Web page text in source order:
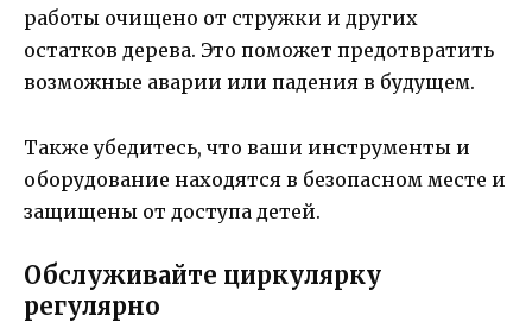
работы очищено от стружки и других
остатков дерева. Это поможет предотвратить
возможные аварии или падения в будущем.
Также убедитесь, что ваши инструменты и
оборудование находятся в безопасном месте и
защищены от доступа детей.
Обслуживайте циркулярку
регулярно